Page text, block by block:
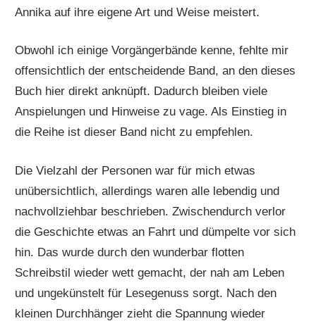
Annika auf ihre eigene Art und Weise meistert.
Obwohl ich einige Vorgängerbände kenne, fehlte mir
offensichtlich der entscheidende Band, an den dieses
Buch hier direkt anknüpft. Dadurch bleiben viele
Anspielungen und Hinweise zu vage. Als Einstieg in
die Reihe ist dieser Band nicht zu empfehlen.
Die Vielzahl der Personen war für mich etwas
unübersichtlich, allerdings waren alle lebendig und
nachvollziehbar beschrieben. Zwischendurch verlor
die Geschichte etwas an Fahrt und dümpelte vor sich
hin. Das wurde durch den wunderbar flotten
Schreibstil wieder wett gemacht, der nah am Leben
und ungekünstelt für Lesegenuss sorgt. Nach den
kleinen Durchhänger zieht die Spannung wieder